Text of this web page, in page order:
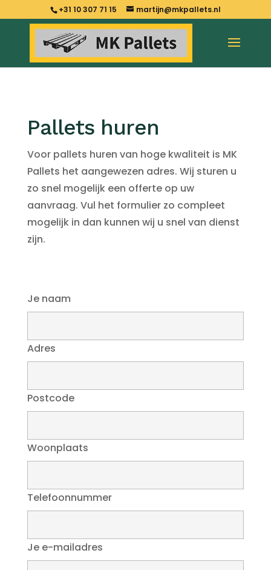
+31 10 307 71 15 martijn@mkpallets.nl
Pallets huren
Voor pallets huren van hoge kwaliteit is MK
Pallets het aangewezen adres. Wij sturen u
zo snel mogelijk een offerte op uw
aanvraag. Vul het formulier zo compleet
mogelijk in dan kunnen wij u snel van dienst
zijn.
Je naam
Adres
Postcode
Woonplaats
Telefoonnummer
Je e-mailadres